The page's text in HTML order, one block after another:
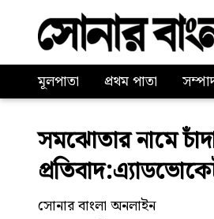
মূলপাতা প্রথম পাতা
সমঝোতার নামে
সোনার বাংলা অনলাইন